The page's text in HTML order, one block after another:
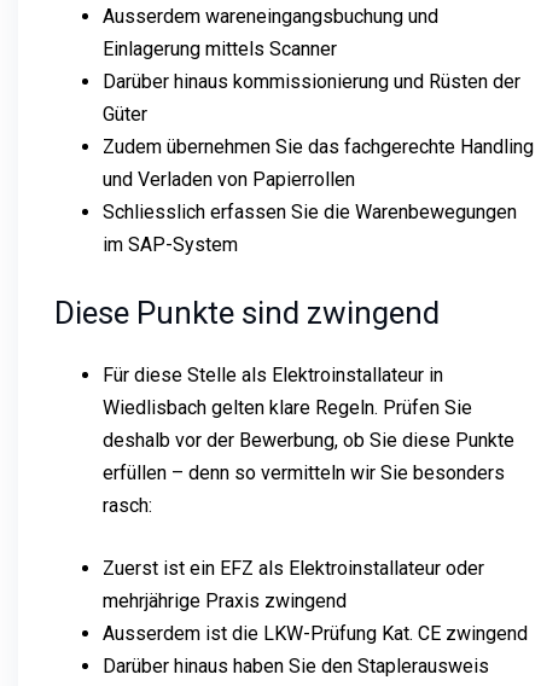
Ausserdem wareneingangsbuchung und
Einlagerung mittels Scanner
Darüber hinaus kommissionierung und Rüsten der
Güter
Zudem übernehmen Sie das fachgerechte Handling
und Verladen von Papierrollen
Schliesslich erfassen Sie die Warenbewegungen
im SAP-System
Diese Punkte sind zwingend
Für diese Stelle als Elektroinstallateur in
Wiedlisbach gelten klare Regeln. Prüfen Sie
deshalb vor der Bewerbung, ob Sie diese Punkte
erfüllen – denn so vermitteln wir Sie besonders
rasch:
Zuerst ist ein EFZ als Elektroinstallateur oder
mehrjährige Praxis zwingend
Ausserdem ist die LKW-Prüfung Kat. CE zwingend
Darüber hinaus haben Sie den Staplerausweis